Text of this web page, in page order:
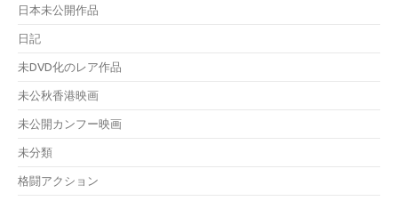
日本未公開作品
日記
未DVD化のレア作品
未公秋香港映画
未公開カンフー映画
未分類
格闘アクション